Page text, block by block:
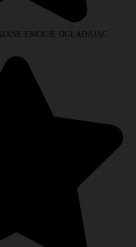
EMOCJE OGLĄDAJĄC